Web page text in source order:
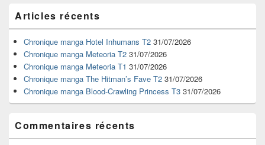
principale
de
widget
pour
barre
latérale
Articles récents
Chronique manga Hotel Inhumans T2 31/07/2026
Chronique manga Meteoria T2 31/07/2026
Chronique manga Meteoria T1 31/07/2026
Chronique manga The Hitman’s Fave T2 31/07/2026
Chronique manga Blood-Crawling Princess T3 31/07/2026
Commentaires récents